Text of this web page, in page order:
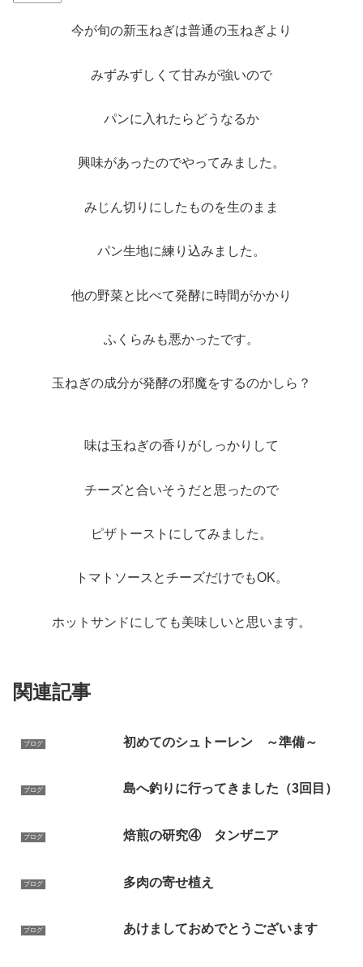
今が旬の新玉ねぎは普通の玉ねぎより
みずみずしくて甘みが強いので
パンに入れたらどうなるか
興味があったのでやってみました。
みじん切りにしたものを生のまま
パン生地に練り込みました。
他の野菜と比べて発酵に時間がかかり
ふくらみも悪かったです。
玉ねぎの成分が発酵の邪魔をするのかしら？
味は玉ねぎの香りがしっかりして
チーズと合いそうだと思ったので
ピザトーストにしてみました。
トマトソースとチーズだけでもOK。
ホットサンドにしても美味しいと思います。
関連記事
ブログ 初めてのシュトーレン ～準備～
ブログ 島へ釣りに行ってきました（3回目）
ブログ 焙煎の研究④ タンザニア
ブログ 多肉の寄せ植え
ブログ あけましておめでとうございます